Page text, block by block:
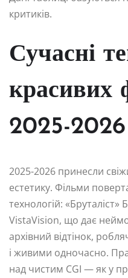
критиків.
Сучасні
красивих
2025-
2025-2026 принесли
естетику. Фільми
технологій:
VistaVision, що дає
архівний відтінок,
і живими одночасно.
над чистим CGI — як у